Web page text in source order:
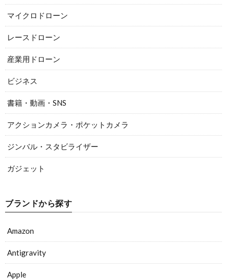
マイクロドローン
レースドローン
産業用ドローン
ビジネス
書籍・動画・SNS
アクションカメラ・ポケットカメラ
ジンバル・スタビライザー
ガジェット
ブランドから探す
Amazon
Antigravity
Apple